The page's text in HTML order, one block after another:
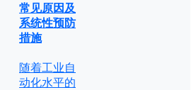
常见原因及
系统性预防
措施
随着工业自
动化水平的